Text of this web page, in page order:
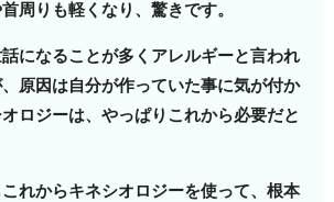
周りも軽くなり、驚きです。
になることが多くアレルギーと言われ
原因は自分が作っていた事に気が付か
ロジーは、やっぱりこれから必要だと
れからキネシオロジーを使って、根本